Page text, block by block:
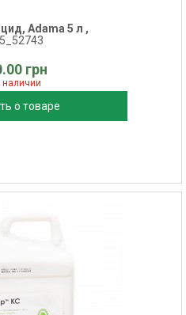
Adama 5 л ,
грн
наличии
о товаре